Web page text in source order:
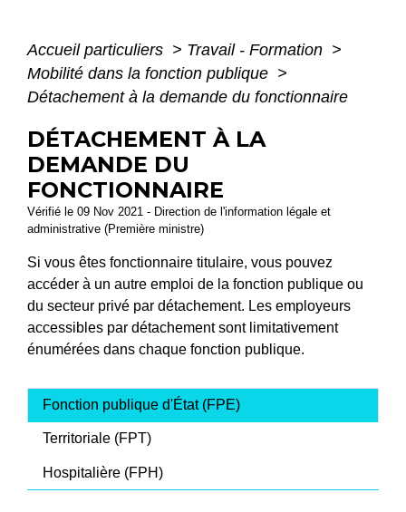
Accueil particuliers > Travail - Formation >
Mobilité dans la fonction publique >
Détachement à la demande du fonctionnaire
DÉTACHEMENT À LA
DEMANDE DU
FONCTIONNAIRE
Vérifié le 09 Nov 2021 - Direction de l'information légale et
administrative (Première ministre)
Si vous êtes fonctionnaire titulaire, vous pouvez
accéder à un autre emploi de la fonction publique ou
du secteur privé par détachement. Les employeurs
accessibles par détachement sont limitativement
énumérées dans chaque fonction publique.
Fonction publique d'État (FPE)
Territoriale (FPT)
Hospitalière (FPH)